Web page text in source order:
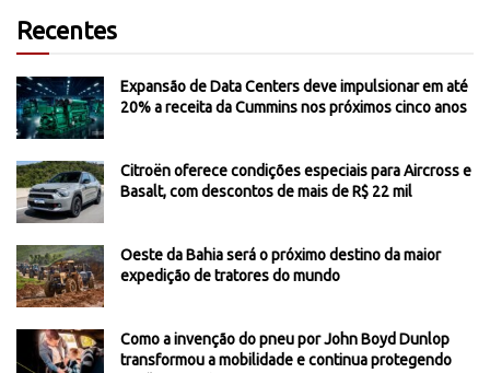
Recentes
Expansão de Data Centers deve impulsionar em até
20% a receita da Cummins nos próximos cinco anos
Citroën oferece condições especiais para Aircross e
Basalt, com descontos de mais de R$ 22 mil
Oeste da Bahia será o próximo destino da maior
expedição de tratores do mundo
Como a invenção do pneu por John Boyd Dunlop
transformou a mobilidade e continua protegendo